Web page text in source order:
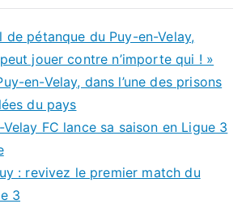
de pétanque du Puy-en-Velay,
jouer contre n’importe qui ! »
en-Velay, dans l’une des prisons
du pays
FC lance sa saison en Ligue 3
: revivez le premier match du
3